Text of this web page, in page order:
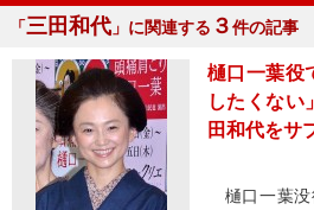
「三田和代 」に関連する ３件の記事
樋口一葉役
したくな
田和代をサ
樋口一葉没